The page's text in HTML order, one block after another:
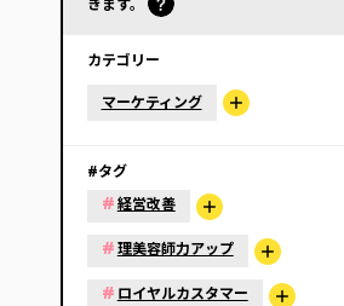
きます。
カテゴリー
マーケティング
#タグ
#経営改善
#理美容師力アップ
# ロイヤルカスタマー